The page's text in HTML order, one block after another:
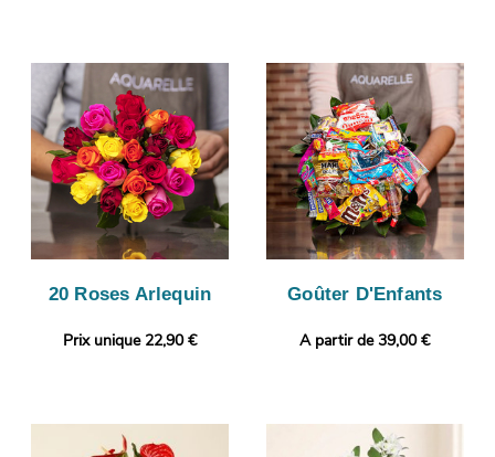
20 Roses Arlequin
Prix unique 22,90 €
Goûter D'Enfants
A partir de 39,00 €